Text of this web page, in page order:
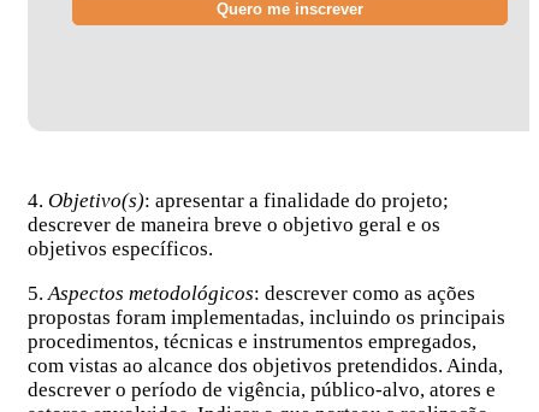
4. Objetivo(s): apresentar a finalidade do projeto;
descrever de maneira breve o objetivo geral e os
objetivos específicos.
5.Aspectos metodológicos: descrever como as ações
propostas foram implementadas, incluindo os principais
procedimentos, técnicas e instrumentos empregados,
com vistas ao alcance dos objetivos pretendidos. Ainda,
descrever o período de vigência, público-alvo, atores e